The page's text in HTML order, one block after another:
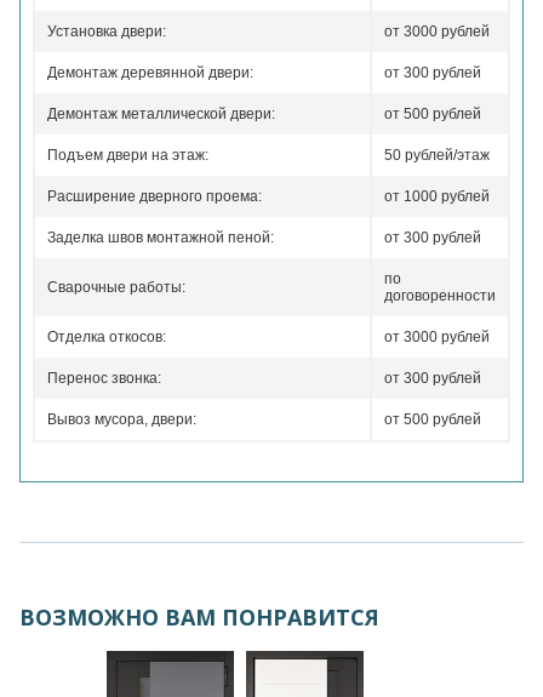
Установка двери: от 3000 рублей
Демонтаж деревянной двери: от 300 рублей
Демонтаж металлической двери: от 500 рублей
Подъем двери на этаж: 50 рублей/этаж
Расширение дверного проема: от 1000 рублей
Заделка швов монтажной пеной: от 300 рублей
Сварочные работы:
по
договоренности
Отделка откосов: от 3000 рублей
Перенос звонка: от 300 рублей
Вывоз мусора, двери: от 500 рублей
ВОЗМОЖНО ВАМ ПОНРАВИТСЯ